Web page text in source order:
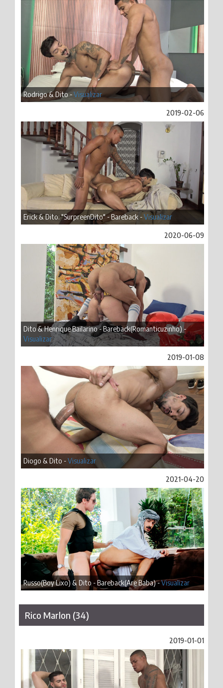
Rodrigo & Dito -Visualizar
2019-02-06
Erick & Dito: "SurpreenDito" - Bareback -Visualizar
2020-06-09
Dito & Henrique Bailarino - Bareback(Romanticuzinho) -
Visualizar
2019-01-08
Diogo & Dito -Visualizar
2021-04-20
Russo(Boy Lixo) & Dito - Bareback(Are Baba) -Visualizar
Rico Marlon (34)
2019-01-01